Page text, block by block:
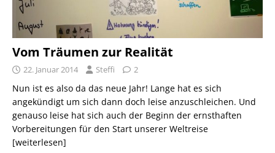
Vom Träumen zur Realität
22. Januar 2014 Steffi 2
Nun ist es also da das neue Jahr! Lange hat es sich
angekündigt um sich dann doch leise anzuschleichen. Und
genauso leise hat sich auch der Beginn der ernsthaften
Vorbereitungen für den Start unserer Weltreise
[weiterlesen]